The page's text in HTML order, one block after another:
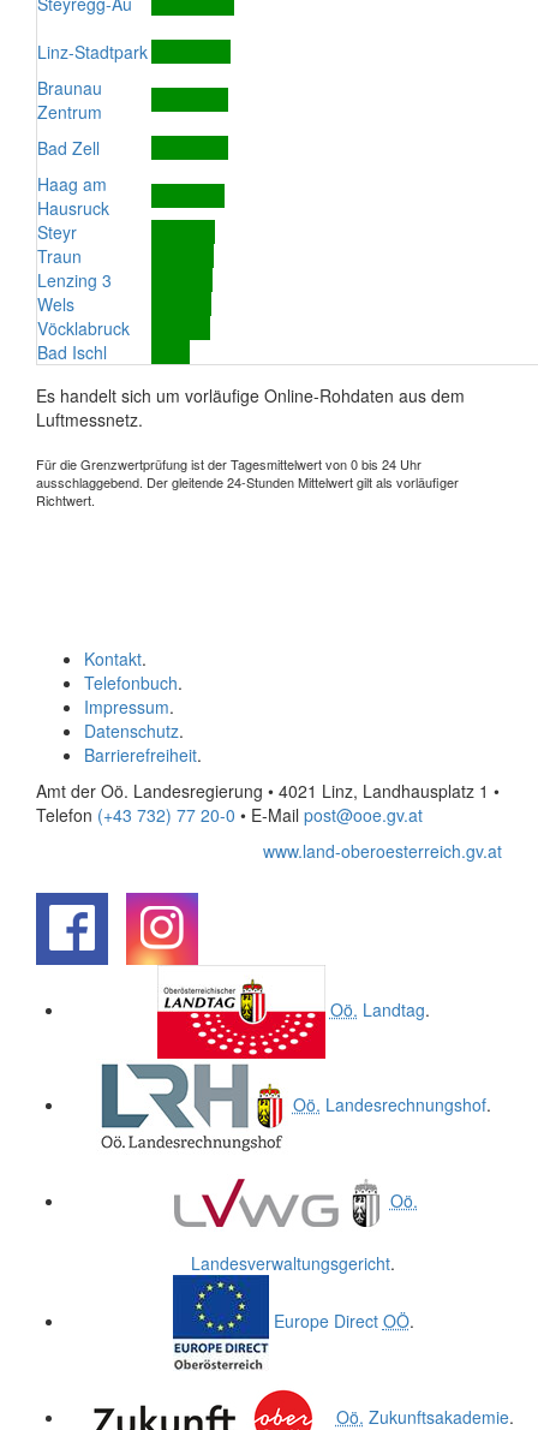
Linz-Stadtpark
Braunau
Zentrum
Bad Zell
Haag am
Hausruck
Steyr
Traun
Lenzing 3
Wels
Vöcklabruck
Bad Ischl
Es handelt sich um vorläufige Online-Rohdaten aus dem
Luftmessnetz.
Für die Grenzwertprüfung ist der Tagesmittelwert von 0 bis 24 Uhr
ausschlaggebend. Der gleitende 24-Stunden Mittelwert gilt als vorläufiger
Richtwert.
Kontakt.
Telefonbuch.
Impressum.
Datenschutz.
Barrierefreiheit.
Amt der Oö. Landesregierung • 4021 Linz, Landhausplatz 1 •
Telefon (+43 732) 77 20-0 • E-Mail post@ooe.gv.at
www.land-oberoesterreich.gv.at
Oö. Landtag.
Oö. Landesrechnungshof.
Oö.
Landesverwaltungsgericht.
Europe Direct OÖ.
Oö. Zukunftsakademie.